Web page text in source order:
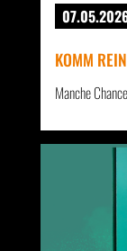
KOMM
Manche